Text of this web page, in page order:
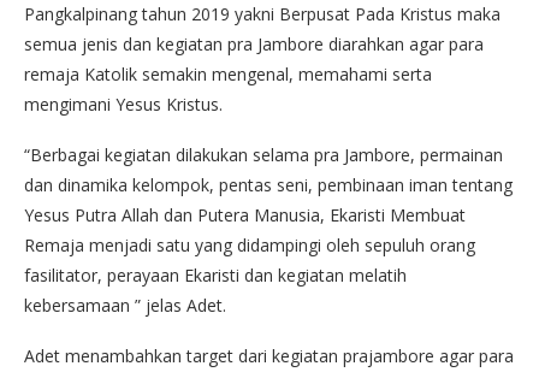
Pangkalpinang tahun 2019 yakni Berpusat Pada Kristus maka
semua jenis dan kegiatan pra Jambore diarahkan agar para
remaja Katolik semakin mengenal, memahami serta
mengimani Yesus Kristus.
“Berbagai kegiatan dilakukan selama pra Jambore, permainan
dan dinamika kelompok, pentas seni, pembinaan iman tentang
Yesus Putra Allah dan Putera Manusia, Ekaristi Membuat
Remaja menjadi satu yang didampingi oleh sepuluh orang
fasilitator, perayaan Ekaristi dan kegiatan melatih
kebersamaan ” jelas Adet.
Adet menambahkan target dari kegiatan prajambore agar para